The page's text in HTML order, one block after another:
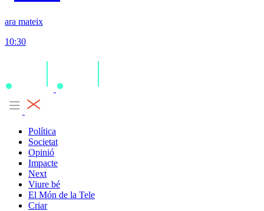
ara mateix
10:30
Política
Societat
Opinió
Impacte
Next
Viure bé
El Món de la Tele
Criar